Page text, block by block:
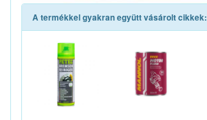
A termékkel gyakran együtt vásárolt cikkek: